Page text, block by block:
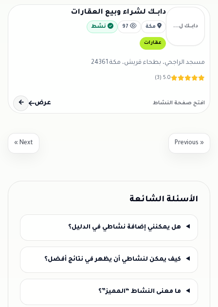
دابــك ل...
دابــك لشراء وبيع العقارات
مكة نشط
عقارات
مسجد الراجحي، بطحاء قريش، مكة 24361
5.0 (3)
افتح صفحة النشاط عرض ←
« Previous
Next »
الأسئلة الشائعة
هل يمكنني إضافة نشاطي في الدليل؟
كيف يمكن لنشاطي أن يظهر في نتائج أفضل؟
ما معنى النشاط “المميز”؟